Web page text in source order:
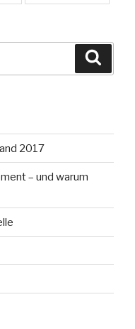
2017
– und warum